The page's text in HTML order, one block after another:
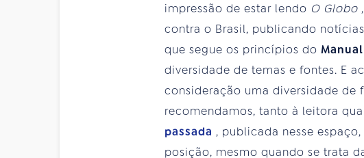
impressão de estar lendo O Globo ,
contra o Brasil, publicando
que segue os princípios do
diversidade de temas e fontes. E
consideração uma diversidade de
recomendamos, tanto à leitora
passada , publicada nesse
posição, mesmo quando se trata